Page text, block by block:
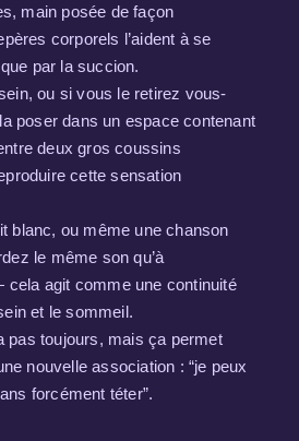
main posée de façon
corporels l’aident à se
par la succion.
ou si vous le retirez vous-
poser dans un espace contenant
deux gros coussins
cette sensation
blanc, ou même une chanson
le même son qu’à
cela agit comme une continuité
et le sommeil.
pas toujours, mais ça permet
nouvelle association : “je peux
forcément téter”.